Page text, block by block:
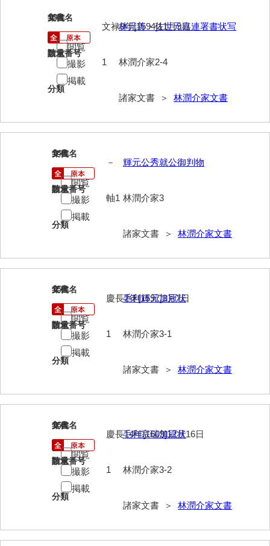
門井家文書
金津家文書
金谷家文書
金子家文書
上矢田井手文書
嘉村家文書
亀田家文書
河崎家文書（旧神代村）
河田家文書
河野家文書（美祢市）
河野英男収集資料
神本正律文書
岸浩文庫
岸村家文書
木梨家文書
13
文書名
林元善・佐世元嘉連署書状写
請求番号
林潤介家2-4
分類
諸家文書 ＞ 林潤介家文書
年代
文禄3年[1594]11月9日
数量
1
閲覧
撮影
掲載
14
文書名
輝元公秀就公御判物
請求番号
林潤介家3
分類
諸家文書 ＞ 林潤介家文書
年代
－
数量
軸1
閲覧
撮影
掲載
15
文書名
毛利輝元加冠状
請求番号
林潤介家3-1
分類
諸家文書 ＞ 林潤介家文書
年代
慶長2年[1597]3月7日
数量
1
閲覧
撮影
掲載
16
文書名
毛利宗瑞加冠状
請求番号
林潤介家3-2
分類
諸家文書 ＞ 林潤介家文書
年代
慶長14年[1609]12月16日
数量
1
閲覧
撮影
掲載